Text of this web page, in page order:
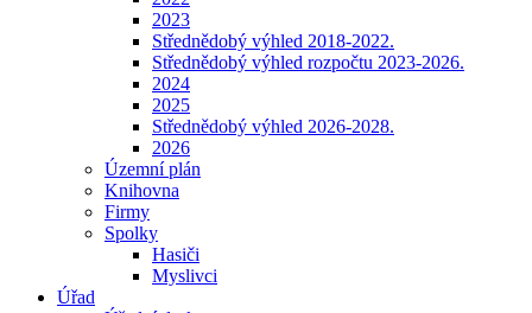
2023
Střednědobý výhled 2018-2022.
Střednědobý výhled rozpočtu 2023-2026.
2024
2025
Střednědobý výhled 2026-2028.
2026
Územní plán
Knihovna
Firmy
Spolky
Hasiči
Myslivci
Úřad